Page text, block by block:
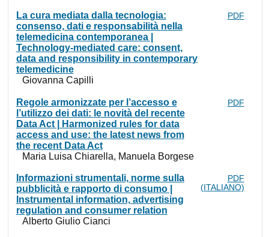
La cura mediata dalla tecnologia:
consenso, dati e responsabilità nella
telemedicina contemporanea |
Technology-mediated care: consent,
data and responsibility in contemporary
telemedicine
Giovanna Capilli
PDF
Regole armonizzate per l’accesso e
l’utilizzo dei dati: le novità del recente
Data Act | Harmonized rules for data
access and use: the latest news from
the recent Data Act
Maria Luisa Chiarella, Manuela Borgese
PDF
Informazioni strumentali, norme sulla
pubblicità e rapporto di consumo |
Instrumental information, advertising
regulation and consumer relation
Alberto Giulio Cianci
PDF
(ITALIANO)